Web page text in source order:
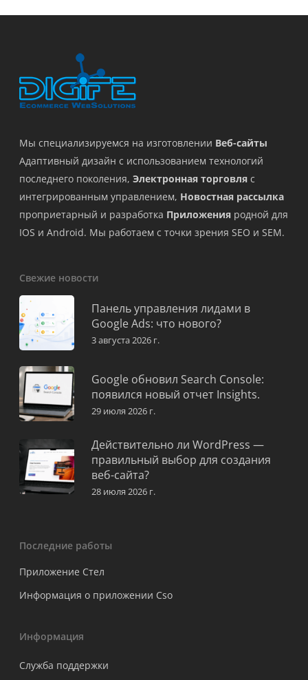
Мы специализируемся на изготовлении Веб-сайты
Адаптивный дизайн с использованием технологий
последнего поколения, Электронная торговля с
интегрированным управлением, Новостная рассылка
проприетарный и разработка Приложения родной для
IOS и Android. Мы работаем с точки зрения SEO и SEM.
Свежие новости
Панель управления лидами в
Google Ads: что нового?
3 августа 2026 г.
Google обновил Search Console:
появился новый отчет Insights.
29 июля 2026 г.
Действительно ли WordPress —
правильный выбор для создания
веб-сайта?
28 июля 2026 г.
Последние работы
Приложение Стел
Информация о приложении Cso
Информация
Служба поддержки